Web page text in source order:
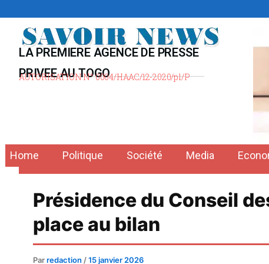
contenu
LA PREMIERE AGENCE DE PRESSE
PRIVEE AU TOGO
AUTORISATION N° 0004/HAAC/12-2020/pl/P
Home Politique Société Media
Présidence du Conseil
place au bilan
Parredaction /15 janvier 2026